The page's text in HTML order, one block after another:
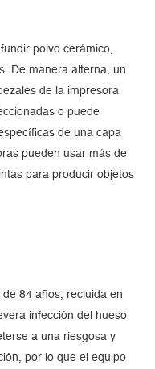
polvo cerámico,
De manera alterna, un
de la impresora
o puede
de una capa
pueden usar más de
para producir objetos
84 años, recluida en
infección del hueso
a una riesgosa y
por lo que el equipo